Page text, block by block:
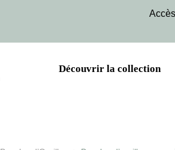
Découvrir la collection